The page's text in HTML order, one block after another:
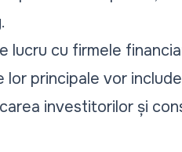
lucru cu firmele
principale vor
investitorilor și